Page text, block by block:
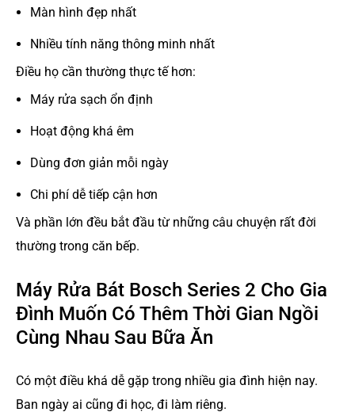
Màn hình đẹp nhất
Nhiều tính năng thông minh nhất
Điều họ cần thường thực tế hơn:
Máy rửa sạch ổn định
Hoạt động khá êm
Dùng đơn giản mỗi ngày
Chi phí dễ tiếp cận hơn
Và phần lớn đều bắt đầu từ những câu chuyện rất đời
thường trong căn bếp.
Máy Rửa Bát Bosch Series 2 Cho Gia
Đình Muốn Có Thêm Thời Gian Ngồi
Cùng Nhau Sau Bữa Ăn
Có một điều khá dễ gặp trong nhiều gia đình hiện nay.
Ban ngày ai cũng đi học, đi làm riêng.